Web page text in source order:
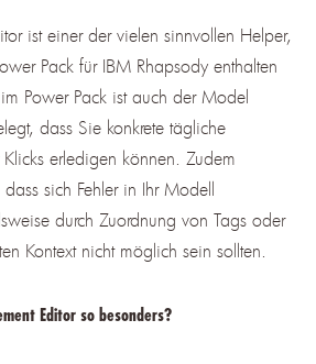
ist einer der vielen sinnvollen Helper,
Pack für IBM Rhapsody enthalten
Power Pack ist auch der Model
dass Sie konkrete tägliche
erledigen können. Zudem
sich Fehler in Ihr Modell
durch Zuordnung von Tags oder
Kontext nicht möglich sein sollten.
Editor so besonders?